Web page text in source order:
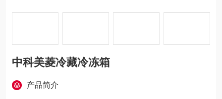
中科美菱冷藏冷冻箱
产品简介